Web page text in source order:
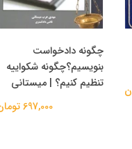
چگونه دادخواست
بنویسیم؟چگونه شکواییه
تنظیم کنیم؟ | میستانی
697,000 تومان